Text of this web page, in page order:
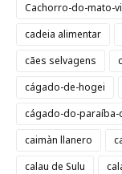
Cachorro-do-mato-
cadeia alimentar
cães selvagens
cágado-de-hogei
cágado-do-paraíba-
caimàn llanero
calau de Sulu